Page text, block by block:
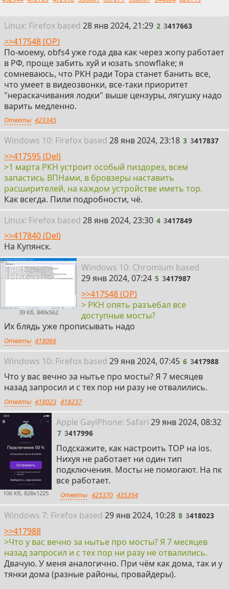
Linux: Firefox based 2
28 янв 2024, 21:29 2 3417663
>>417548 (OP)
По-моему, obfs4 уже года два как через жопу работает
в РФ, проще забить хуй и юзать snowflake; я
сомневаюсь, что РКН ради Тора станет банить все,
что умеет в видеозвонки, все-таки приоритет
"нераскачивания лодки" выше цензуры, лягушку надо
варить медленно.
Ответы 423345
Windows 10: Firefox based 3
28 янв 2024, 23:18 3 3417837
>>417595 (Del)
>1 марта РКН устроит особый пиздорез, всем
запастись ВПНами, в бровзеры наставить
расширителей, на каждом устройстве иметь тор.
Как всегда. Пили подробности, чё.
Linux: Firefox based 4
28 янв 2024, 23:30 4 3417849
>>417840 (Del)
На Купянск.
39 Кб, 849x562
Windows 10: Chromium based5
29 янв 2024, 07:24 5 3417987
>>417548 (OP)
> РКН опять разъебал все
доступные мосты?
Их блядь уже прописывать надо
Ответы 418066
Windows 10: Firefox based 6
29 янв 2024, 07:45 6 3417988
Что у вас вечно за нытье про мосты? Я 7 месяцев
назад запросил и с тех пор ни разу не отвалились.
Ответы 418023 418237
106 Кб, 828x1225
Apple GayiPhone: Safari 7
29 янв 2024, 08:32
7 3417996
Подскажите, как настроить ТОР на ios.
Нихуя не работает ни один тип
подключения. Мосты не помогают. На пк
все работает.
Ответы 425370 435354
Windows 7: Firefox based 8
29 янв 2024, 10:28 8 3418023
>>417988
>Что у вас вечно за нытье про мосты? Я 7 месяцев
назад запросил и с тех пор ни разу не отвалились.
Двачую. У меня аналогично. При чём как дома, так и у
тянки дома (разные районы, провайдеры).